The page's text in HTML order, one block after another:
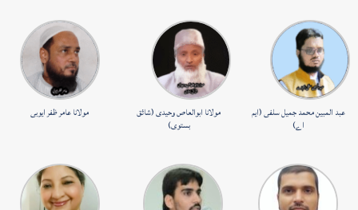
عبد المبین محمد جمیل سلفی (ایم
اے)
مولانا ابوالعاص وحیدی (شائق
بستوی)
مولانا عامر ظفر ایوبی